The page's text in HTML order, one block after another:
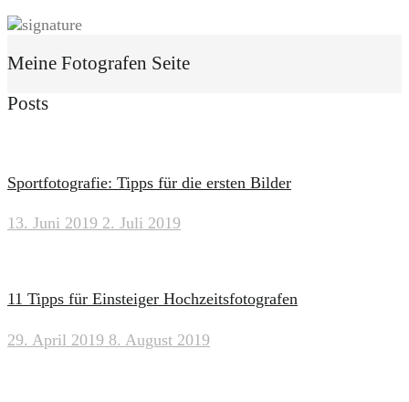
Meine Fotografen Seite
Posts
Sportfotografie: Tipps für die ersten Bilder
13. Juni 2019 2. Juli 2019
11 Tipps für Einsteiger Hochzeitsfotografen
29. April 2019 8. August 2019